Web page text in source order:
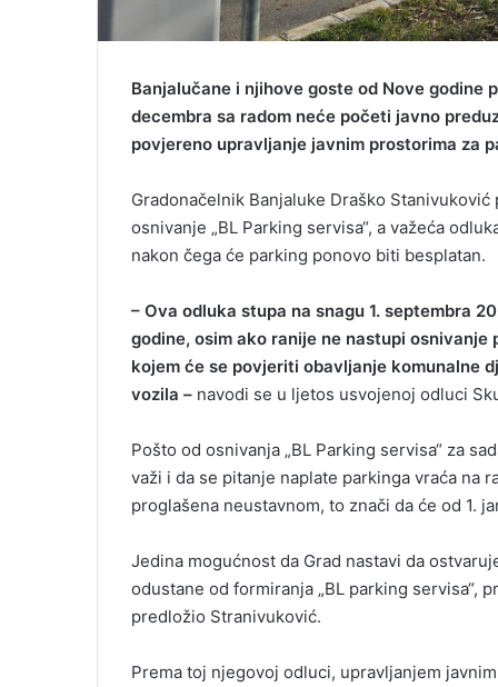
Banjalučane i njihove goste od Nove godine
decembra sa radom neće početi javno
povjereno upravljanje javnim prostorima za
Gradonačelnik Banjaluke Draško
osnivanje „BL Parking servisa“, a važeća
nakon čega će parking ponovo biti besplatan.
– Ova odluka stupa na snagu 1. septembra
godine, osim ako ranije ne nastupi osnivanje
kojem će se povjeriti obavljanje komunalne
vozila – navodi se u ljetos usvojenoj odluci
Pošto od osnivanja „BL Parking servisa“ za
važi i da se pitanje naplate parkinga vraća na
proglašena neustavnom, to znači da će od 1.
Jedina mogućnost da Grad nastavi da
odustane od formiranja „BL parking servisa“,
predložio Stranivuković.
Prema toj njegovoj odluci, upravljanjem